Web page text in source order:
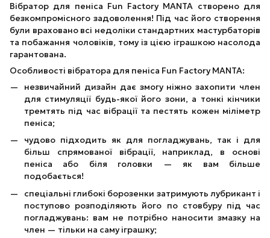
Вібратор для пеніса Fun Factory MANTA створено для
безкомпромісного задоволення! Під час його створення
були враховано всі недоліки стандартних мастурбаторів
та побажання чоловіків, тому із цією іграшкою насолода
гарантована.
Особливості вібратора для пеніса Fun Factory MANTA:
незвичайний дизайн дає змогу ніжно захопити член
для стимуляції будь-якої його зони, а тонкі кінчики
тремтять під час вібрації та пестять кожен міліметр
пеніса;
чудово підходить як для погладжувань, так і для
більш спрямованої вібрації, наприклад, в основі
пеніса або біля головки — як вам більше
подобається!
спеціальні глибокі борозенки затримують лубрикант і
поступово розподіляють його по стовбуру під час
погладжувань: вам не потрібно наносити змазку на
член — тільки на саму іграшку;